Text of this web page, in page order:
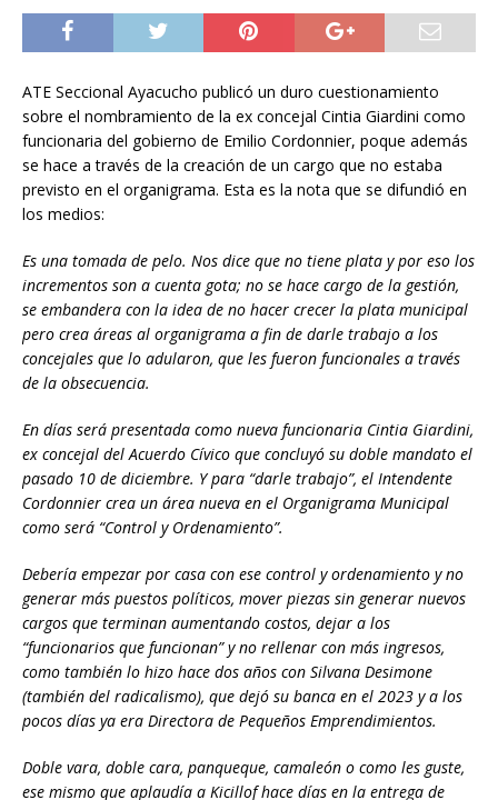
ATE Seccional Ayacucho publicó un duro cuestionamiento
sobre el nombramiento de la ex concejal Cintia Giardini como
funcionaria del gobierno de Emilio Cordonnier, poque además
se hace a través de la creación de un cargo que no estaba
previsto en el organigrama. Esta es la nota que se difundió en
los medios:
Es una tomada de pelo. Nos dice que no tiene plata y por eso los
incrementos son a cuenta gota; no se hace cargo de la gestión,
se embandera con la idea de no hacer crecer la plata municipal
pero crea áreas al organigrama a fin de darle trabajo a los
concejales que lo adularon, que les fueron funcionales a través
de la obsecuencia.
En días será presentada como nueva funcionaria Cintia Giardini,
ex concejal del Acuerdo Cívico que concluyó su doble mandato el
pasado 10 de diciembre. Y para “darle trabajo”, el Intendente
Cordonnier crea un área nueva en el Organigrama Municipal
como será “Control y Ordenamiento”.
Debería empezar por casa con ese control y ordenamiento y no
generar más puestos políticos, mover piezas sin generar nuevos
cargos que terminan aumentando costos, dejar a los
“funcionarios que funcionan” y no rellenar con más ingresos,
como también lo hizo hace dos años con Silvana Desimone
(también del radicalismo), que dejó su banca en el 2023 y a los
pocos días ya era Directora de Pequeños Emprendimientos.
Doble vara, doble cara, panqueque, camaleón o como les guste,
ese mismo que aplaudía a Kicillof hace días en la entrega de